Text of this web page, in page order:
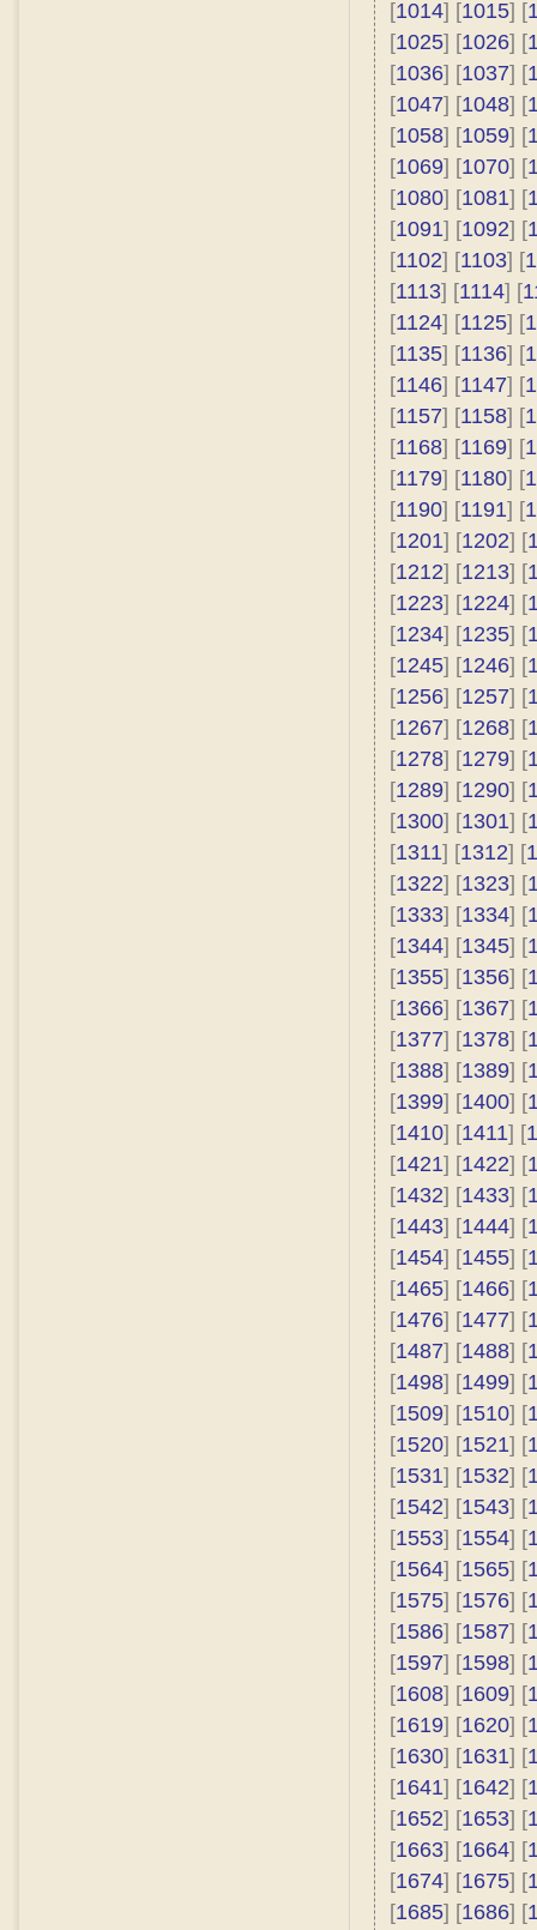
[1014] [1015] [
[1025] [1026] [
[1036] [1037] [
[1047] [1048] [
[1058] [1059] [
[1069] [1070] [
[1080] [1081] [
[1091] [1092] [
[1102] [1103] [
[1113] [1114] [
[1124] [1125] [
[1135] [1136] [
[1146] [1147] [
[1157] [1158] [
[1168] [1169] [
[1179] [1180] [
[1190] [1191] [
[1201] [1202] [
[1212] [1213] [
[1223] [1224] [
[1234] [1235] [
[1245] [1246] [
[1256] [1257] [
[1267] [1268] [
[1278] [1279] [
[1289] [1290] [
[1300] [1301] [
[1311] [1312] [
[1322] [1323] [
[1333] [1334] [
[1344] [1345] [
[1355] [1356] [
[1366] [1367] [
[1377] [1378] [
[1388] [1389] [
[1399] [1400] [
[1410] [1411] [
[1421] [1422] [
[1432] [1433] [
[1443] [1444] [
[1454] [1455] [
[1465] [1466] [
[1476] [1477] [
[1487] [1488] [
[1498] [1499] [
[1509] [1510] [
[1520] [1521] [
[1531] [1532] [
[1542] [1543] [
[1553] [1554] [
[1564] [1565] [
[1575] [1576] [
[1586] [1587] [
[1597] [1598] [
[1608] [1609] [
[1619] [1620] [
[1630] [1631] [
[1641] [1642] [
[1652] [1653] [
[1663] [1664] [
[1674] [1675] [
[1685] [1686] [